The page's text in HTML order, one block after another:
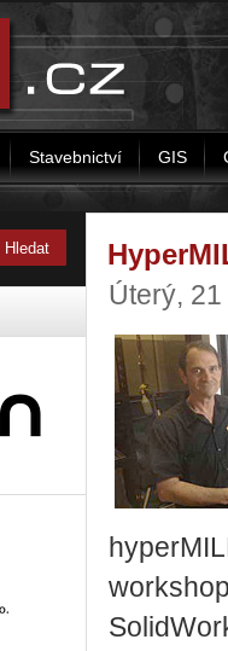
Stavebnictví GIS
Úterý,